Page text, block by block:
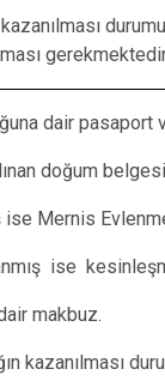
dair pasaport
doğum belgesi
ise Mernis
ise
makbuz.
kazanılması